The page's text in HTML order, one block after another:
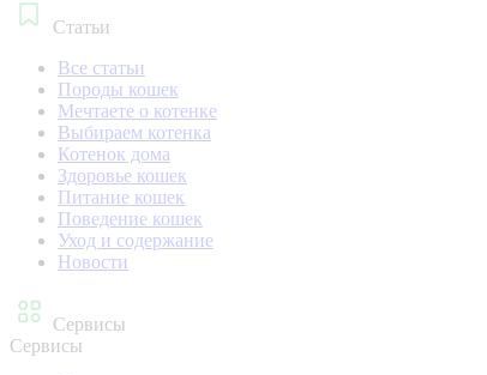
Статьи
Все статьи
Породы кошек
Мечтаете о котенке
Выбираем котенка
Котенок дома
Здоровье кошек
Питание кошек
Поведение кошек
Уход и содержание
Новости
Сервисы
Сервисы